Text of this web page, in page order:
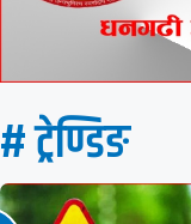
# ट्रेण्डिङ